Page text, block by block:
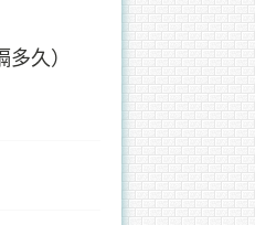
久）